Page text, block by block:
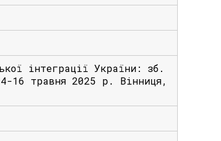
інтеграції України: зб.
16 травня 2025 р. Вінниця,